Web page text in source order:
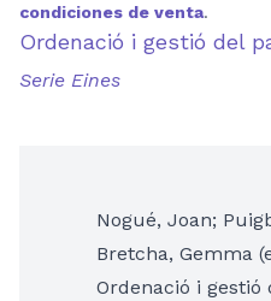
condiciones de venta.
Ordenació i gestió del
Serie Eines
Nogué, Joan;
Bretcha, Gemma
Ordenació i gestió